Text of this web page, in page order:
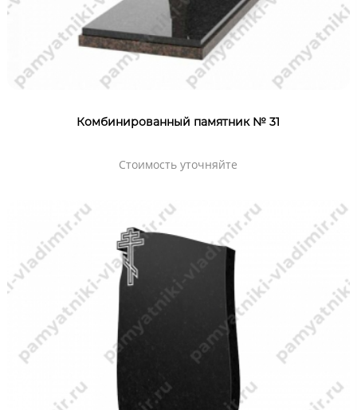
Комбинированный памятник № 31
Стоимость уточняйте